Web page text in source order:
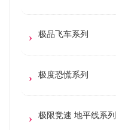
极品飞车系列
极度恐慌系列
极限竞速 地平线系列